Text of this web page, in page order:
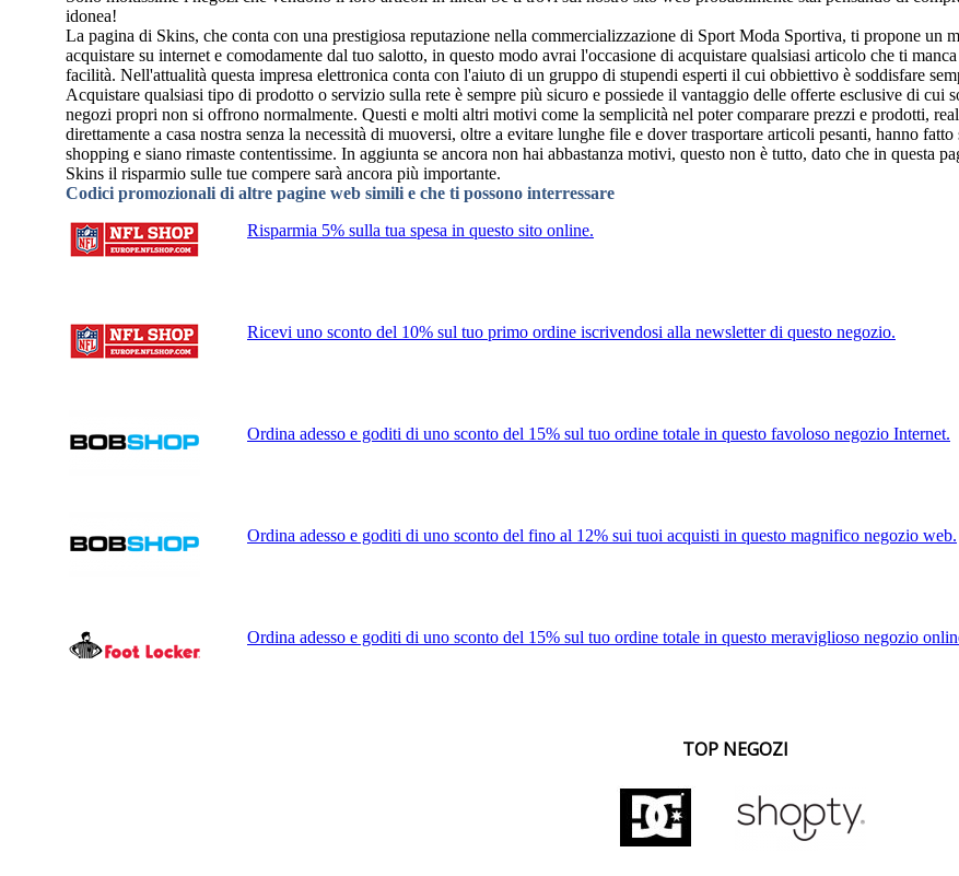
idonea!
La pagina di Skins, che conta con una prestigiosa reputazione nella commercializzazione di Sport Moda Sportiva, ti propone
acquistare su internet e comodamente dal tuo salotto, in questo modo avrai l'occasione di acquistare qualsiasi articolo che ti
facilità. Nell'attualità questa impresa elettronica conta con l'aiuto di un gruppo di stupendi esperti il cui obbiettivo è soddisfare
Acquistare qualsiasi tipo di prodotto o servizio sulla rete è sempre più sicuro e possiede il vantaggio delle offerte esclusive di
negozi propri non si offrono normalmente. Questi e molti altri motivi come la semplicità nel poter comparare prezzi e prodotti,
direttamente a casa nostra senza la necessità di muoversi, oltre a evitare lunghe file e dover trasportare articoli pesanti, hanno
shopping e siano rimaste contentissime. In aggiunta se ancora non hai abbastanza motivi, questo non è tutto, dato che in
Skins il risparmio sulle tue compere sarà ancora più importante.
Codici promozionali di altre pagine web simili e che ti possono interressare
Risparmia 5% sulla tua spesa in questo sito online.
Ricevi uno sconto del 10% sul tuo primo ordine iscrivendosi alla newsletter di questo negozio.
Ordina adesso e goditi di uno sconto del 15% sul tuo ordine totale in questo favoloso negozio Internet.
Ordina adesso e goditi di uno sconto del fino al 12% sui tuoi acquisti in questo magnifico negozio web.
Ordina adesso e goditi di uno sconto del 15% sul tuo ordine totale in questo meraviglioso negozio
TOP NEGOZI